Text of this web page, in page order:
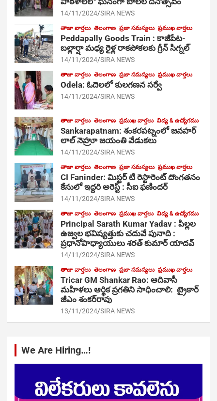
14/11/2024 SIRA NEWS
తాజా వార్తలు తెలంగాణ ప్రజా సమస్యలు ప్రముఖ వార్తలు
Peddapally Goods Train : కాజీపేట-
బల్లార్షా మధ్య రైళ్ల రాకపోకలకు గ్రీన్ సిగ్నల్
14/11/2024 SIRA NEWS
తాజా వార్తలు తెలంగాణ ప్రజా సమస్యలు ప్రముఖ వార్తలు
Odela: ఓదెలలో కులగణన సర్వే
14/11/2024 SIRA NEWS
తాజా వార్తలు తెలంగాణ ప్రముఖ వార్తలు విద్య & ఉద్యోగము
Sankarapatnam: శంకరపట్నంలో జవహర్
లాల్ నెహ్రూ జయంతి వేడుకలు
14/11/2024 SIRA NEWS
తాజా వార్తలు తెలంగాణ ప్రజా సమస్యలు ప్రముఖ వార్తలు
CI Faninder: మిస్టర్ టి రెస్టారెంట్ దొంగతనం
కేసులో ఇద్దరి అరెస్ట్ : సీఐ ఫణిందర్
14/11/2024 SIRA NEWS
తాజా వార్తలు తెలంగాణ ప్రముఖ వార్తలు విద్య & ఉద్యోగము
Principal Sarath Kumar Yadav : పిల్లల
ఉజ్వల భవిష్యత్తుకు చదువే పునాది :
ప్రధానోపాధ్యాయులు శరత్ కుమార్ యాదవ్
14/11/2024 SIRA NEWS
తాజా వార్తలు తెలంగాణ ప్రజా సమస్యలు ప్రముఖ వార్తలు
Tricar GM Shankar Rao: ఆదివాసీ
మహిళలు ఆర్థిక ప్రగతిని సాధించాలి: ట్రైకార్
జీఎం శంకర్‌రావు
13/11/2024 SIRA NEWS
We Are Hiring…!